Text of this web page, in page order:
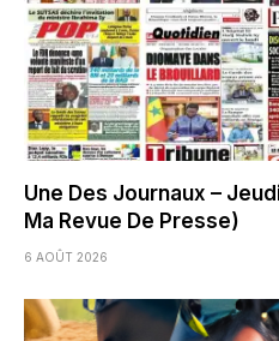
Une Des Journaux –
Ma Revue De Presse)
6 AOÛT 2026